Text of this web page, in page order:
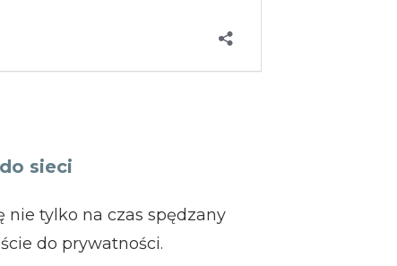
sieci
tylko na czas spędzany
do prywatności.